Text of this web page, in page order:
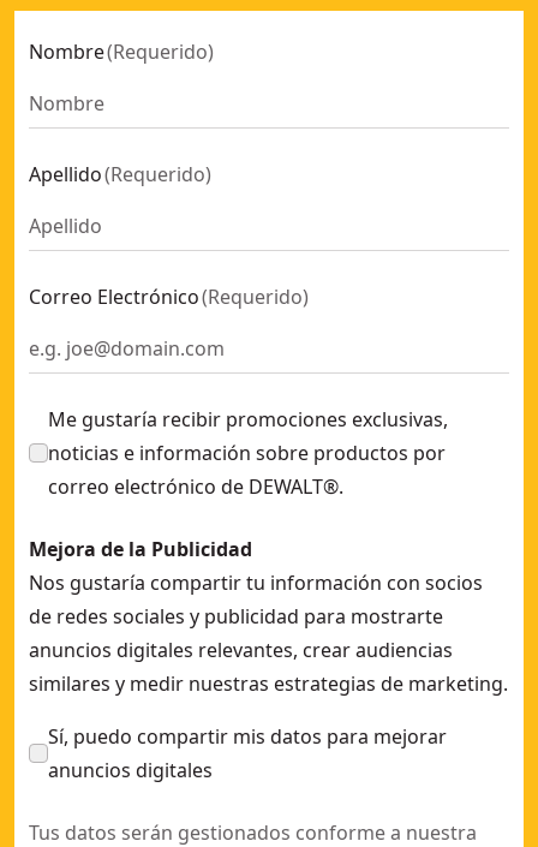
Nombre(Requerido)
Apellido(Requerido)
Correo Electrónico(Requerido)
Me gustaría recibir promociones exclusivas,
noticias e información sobre productos por
correo electrónico de DEWALT®.
Mejora de la Publicidad
Nos gustaría compartir tu información con socios
de redes sociales y publicidad para mostrarte
anuncios digitales relevantes, crear audiencias
similares y medir nuestras estrategias de marketing.
Sí, puedo compartir mis datos para mejorar
anuncios digitales
Tus datos serán gestionados conforme a nuestra